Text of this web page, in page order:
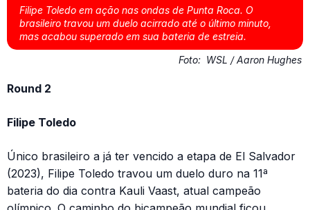
Filipe Toledo em ação nas ondas de Punta Roca. O
brasileiro travou um duelo acirrado até o último minuto,
mas acabou superado em sua bateria de estreia.
Foto: WSL / Aaron Hughes
Round 2
Filipe Toledo
Único brasileiro a já ter vencido a etapa de El Salvador
(2023), Filipe Toledo travou um duelo duro na 11ª
bateria do dia contra Kauli Vaast, atual campeão